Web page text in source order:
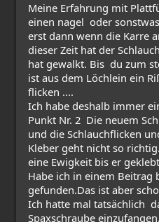
Meine Erfahrung mit
einen nagel oder
erst dann wenn die Karre
dieser Zeit hat der
hat gewalkt. Bis du zum
ist aus dem Löchlein ein
flicken ....
Ich habe deshalb immer
Punkt Nr. 2 Die neuem
und die Schlauchflicken
Kleber geht nicht so
eine Ewigkeit bis er
Habe ich in einem Beitrag
gefunden.Das ist aber
Ich hatte mal tatsächlich
Spaxschraube